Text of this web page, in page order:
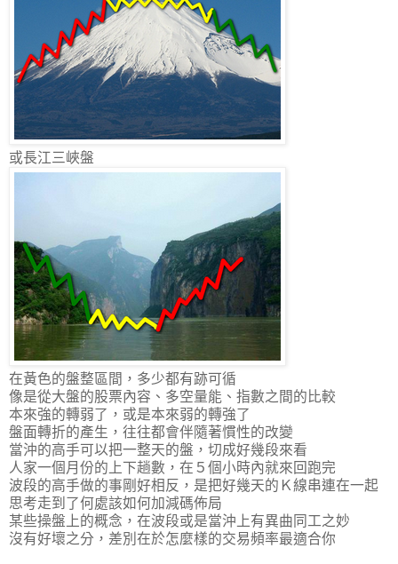
或長江三峽盤
在黃色的盤整區間，多少都有跡可循
像是從大盤的股票內容、多空量能、指數之間的比較
本來強的轉弱了，或是本來弱的轉強了
盤面轉折的產生，往往都會伴隨著慣性的改變
當沖的高手可以把一整天的盤，切成好幾段來看
人家一個月份的上下趟數，在５個小時內就來回跑完
波段的高手做的事剛好相反，是把好幾天的Ｋ線串連在一起
思考走到了何處該如何加減碼佈局
某些操盤上的概念，在波段或是當沖上有異曲同工之妙
沒有好壞之分，差別在於怎麼樣的交易頻率最適合你